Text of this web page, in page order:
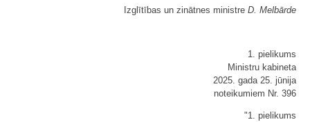
Izglītības un zinātnes ministre D. Melbārde
1. pielikums
Ministru kabineta
2025. gada 25. jūnija
noteikumiem Nr. 396
"1. pielikums